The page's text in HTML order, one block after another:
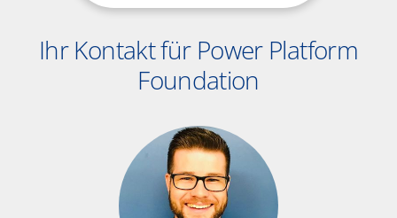
Ihr Kontakt für Power Platform
Foundation